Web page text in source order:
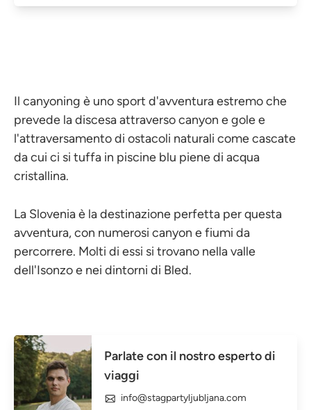
Il canyoning è uno sport d'avventura estremo che
prevede la discesa attraverso canyon e gole e
l'attraversamento di ostacoli naturali come cascate
da cui ci si tuffa in piscine blu piene di acqua
cristallina.
La Slovenia è la destinazione perfetta per questa
avventura, con numerosi canyon e fiumi da
percorrere. Molti di essi si trovano nella valle
dell'Isonzo e nei dintorni di Bled.
Parlate con il nostro esperto di
viaggi
info@stagpartyljubljana.com